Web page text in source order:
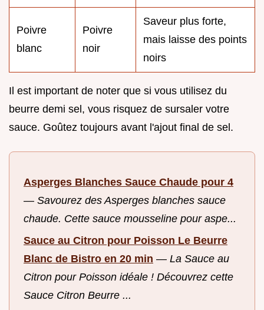
Poivre
blanc
Poivre
noir
Saveur plus forte,
mais laisse des points
noirs
Il est important de noter que si vous utilisez du
beurre demi sel, vous risquez de sursaler votre
sauce. Goûtez toujours avant l'ajout final de sel.
Asperges Blanches Sauce Chaude pour 4
— Savourez des Asperges blanches sauce
chaude. Cette sauce mousseline pour aspe...
Sauce au Citron pour Poisson Le Beurre
Blanc de Bistro en 20 min — La Sauce au
Citron pour Poisson idéale ! Découvrez cette
Sauce Citron Beurre ...